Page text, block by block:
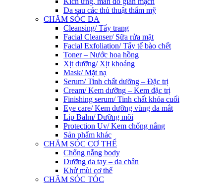
Da sau các thủ thuật thẩm mỹ
CHĂM SÓC DA
Cleansing/ Tẩy trang
Facial Cleanser/ Sữa rửa mặt
Facial Exfoliation/ Tẩy tế bào chết
Toner – Nước hoa hồng
Xịt dưỡng/ Xịt khoáng
Mask/ Mặt nạ
Serum/ Tinh chất dưỡng – Đặc trị
Cream/ Kem dưỡng – Kem đặc trị
Finishing serum/ Tinh chất khóa cuối
Eye care/ Kem dưỡng vùng da mắt
Lip Balm/ Dưỡng môi
Protection Uv/ Kem chống nắng
Sản phẩm khác
CHĂM SÓC CƠ THỂ
Chống nắng body
Dưỡng da tay – da chân
Khử mùi cơ thể
CHĂM SÓC TÓC